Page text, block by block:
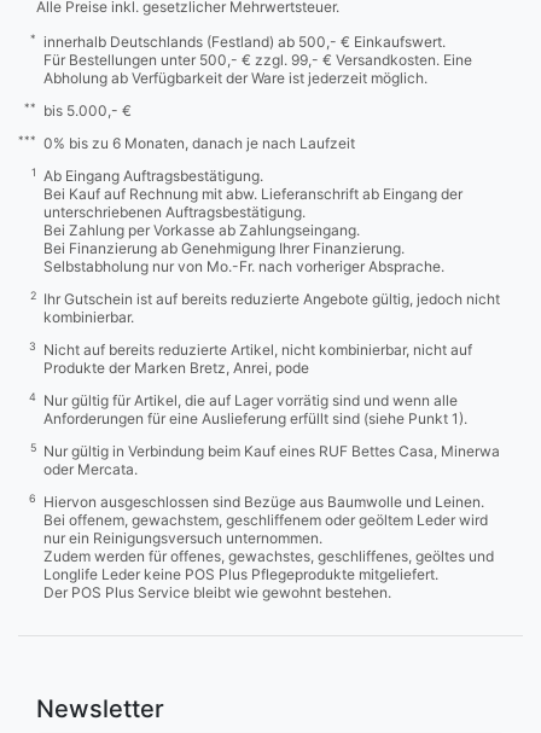
Alle Preise inkl. gesetzlicher Mehrwertsteuer.
*
innerhalb Deutschlands (Festland) ab 500,- € Einkaufswert.
Für Bestellungen unter 500,- € zzgl. 99,- € Versandkosten. Eine
Abholung ab Verfügbarkeit der Ware ist jederzeit möglich.
** bis 5.000,- €
*** 0% bis zu 6 Monaten, danach je nach Laufzeit
1
Ab Eingang Auftragsbestätigung.
Bei Kauf auf Rechnung mit abw. Lieferanschrift ab Eingang der
unterschriebenen Auftragsbestätigung.
Bei Zahlung per Vorkasse ab Zahlungseingang.
Bei Finanzierung ab Genehmigung Ihrer Finanzierung.
Selbstabholung nur von Mo.-Fr. nach vorheriger Absprache.
2
Ihr Gutschein ist auf bereits reduzierte Angebote gültig, jedoch nicht
kombinierbar.
3
Nicht auf bereits reduzierte Artikel, nicht kombinierbar, nicht auf
Produkte der Marken Bretz, Anrei, pode
4
Nur gültig für Artikel, die auf Lager vorrätig sind und wenn alle
Anforderungen für eine Auslieferung erfüllt sind (siehe Punkt 1).
5
Nur gültig in Verbindung beim Kauf eines RUF Bettes Casa, Minerwa
oder Mercata.
6
Hiervon ausgeschlossen sind Bezüge aus Baumwolle und Leinen.
Bei offenem, gewachstem, geschliffenem oder geöltem Leder wird
nur ein Reinigungsversuch unternommen.
Zudem werden für offenes, gewachstes, geschliffenes, geöltes und
Longlife Leder keine POS Plus Pflegeprodukte mitgeliefert.
Der POS Plus Service bleibt wie gewohnt bestehen.
Newsletter